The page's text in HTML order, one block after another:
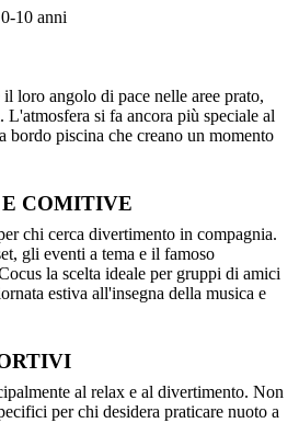
0-10 anni
loro angolo di pace nelle aree prato,
si fa ancora più speciale al
bordo piscina che creano un momento
COMITIVE
chi cerca divertimento in compagnia.
gli eventi a tema e il famoso
la scelta ideale per gruppi di amici
estiva all'insegna della musica e
al relax e al divertimento. Non
per chi desidera praticare nuoto a